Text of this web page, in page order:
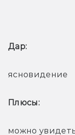
Дар:
ясновидение
Плюсы:
можно